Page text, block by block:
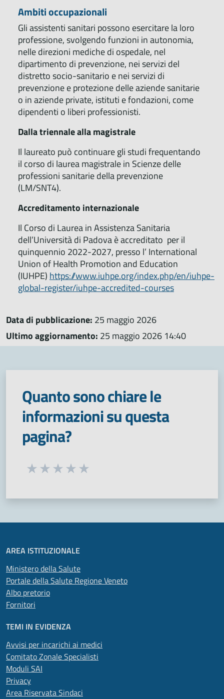
Ambiti occupazionali
Gli assistenti sanitari possono esercitare la loro
professione, svolgendo funzioni in autonomia,
nelle direzioni mediche di ospedale, nel
dipartimento di prevenzione, nei servizi del
distretto socio-sanitario e nei servizi di
prevenzione e protezione delle aziende sanitarie
o in aziende private, istituti e fondazioni, come
dipendenti o liberi professionisti.
Dalla triennale alla magistrale
Il laureato può continuare gli studi frequentando
il corso di laurea magistrale in Scienze delle
professioni sanitarie della prevenzione
(LM/SNT4).
Accreditamento internazionale
Il Corso di Laurea in Assistenza Sanitaria
dell’Università di Padova è accreditato per il
quinquennio 2022-2027, presso l’ International
Union of Health Promotion and Education
(IUHPE) https://www.iuhpe.org/index.php/en/iuhpe-
global-register/iuhpe-accredited-courses
Data di pubblicazione: 25 maggio 2026
Ultimo aggiornamento: 25 maggio 2026 14:40
Quanto sono chiare le
informazioni su questa
pagina?
Seleziona una valutazione da 1 a 5 stelle
AREA ISTITUZIONALE
Ministero della Salute
Portale della Salute Regione Veneto
Albo pretorio
Fornitori
TEMI IN EVIDENZA
Avvisi per incarichi ai medici
Comitato Zonale Specialisti
Moduli SAI
Privacy
Area Riservata Sindaci